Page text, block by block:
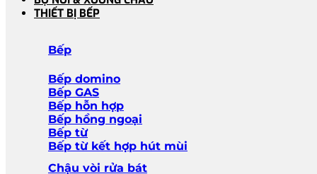
THIẾT BỊ BẾP
Bếp
Bếp domino
Bếp GAS
Bếp hỗn hợp
Bếp hồng ngoại
Bếp từ
Bếp từ kết hợp hút mùi
Chậu vòi rửa bát